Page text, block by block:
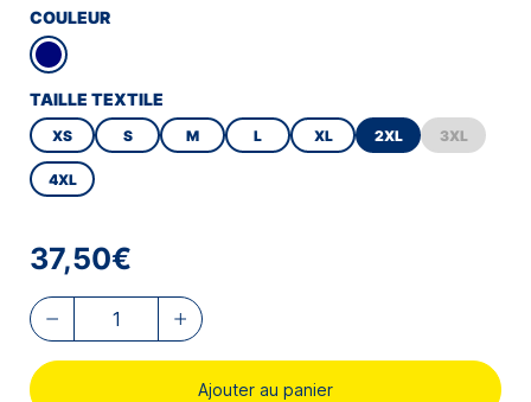
COULEUR
TAILLE TEXTILE
XS S M L XL 2XL 3XL
4XL
37,50€
Ajouter au panier